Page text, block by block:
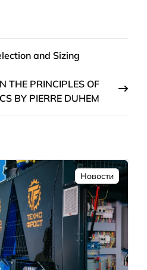
and Sizing
THE PRINCIPLES OF
BY PIERRE DUHEM
Новости